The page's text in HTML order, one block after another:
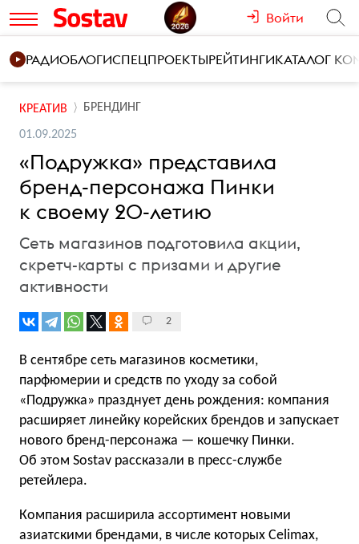
Войти
РАДИОБЛОГИСПЕЦПРОЕКТЫРЕЙТИНГИКАТАЛОГ
КРЕАТИВ БРЕНДИНГ
01.09.2025
«Подружка» представила
бренд-персонажа Пинки
к своему 20-летию
Сеть магазинов подготовила акции,
скретч-карты с призами и другие
активности
2
В сентябре сеть магазинов косметики,
парфюмерии и средств по уходу за собой
«Подружка» празднует день рождения: компания
расширяет линейку корейских брендов и запускает
нового бренд-персонажа — кошечку Пинки.
Об этом Sostav рассказали в пресс-службе
ретейлера.
Компания расширила ассортимент новыми
азиатскими брендами, в числе которых Celimax,